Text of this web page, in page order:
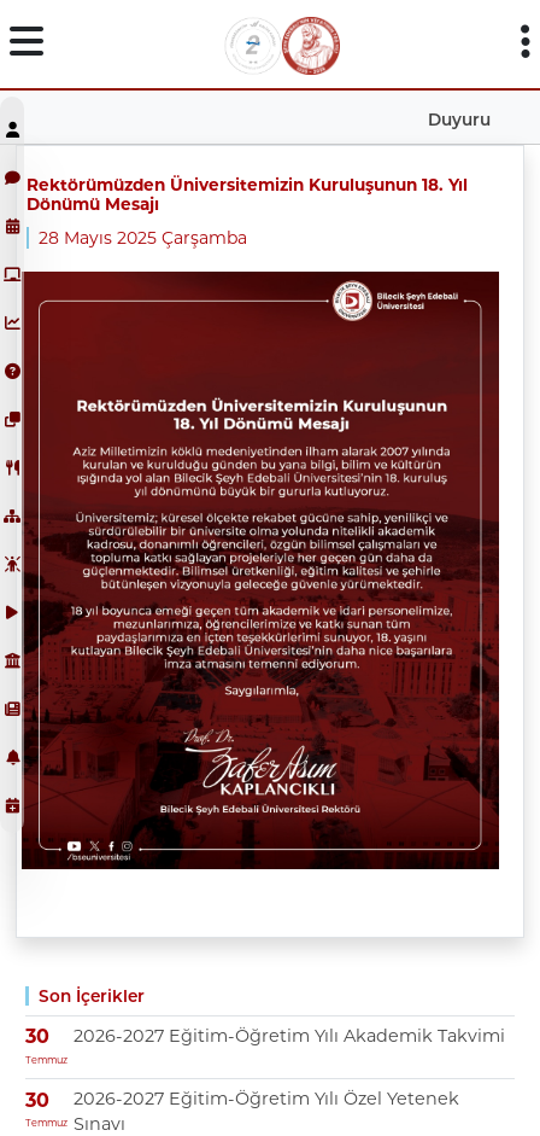
Duyuru
Son İçerikler
30
Temmuz
2026-2027 Eğitim-Öğretim Yılı Akademik Takvimi
30
Temmuz
2026-2027 Eğitim-Öğretim Yılı Özel Yetenek
Sınavı
Rektörümüzden Üniversitemizin Kuruluşunun 18. Yıl
Dönümü Mesajı
28 Mayıs 2025 Çarşamba